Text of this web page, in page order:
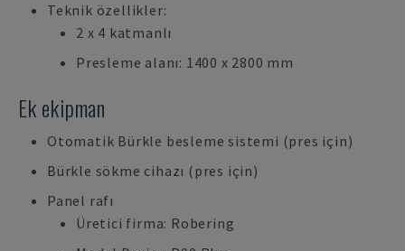
Teknik özellikler:
2 x 4 katmanlı
Presleme alanı: 1400 x 2800 mm
Ek ekipman
Otomatik Bürkle besleme sistemi (pres için)
Bürkle sökme cihazı (pres için)
Panel rafı
Üretici firma: Robering